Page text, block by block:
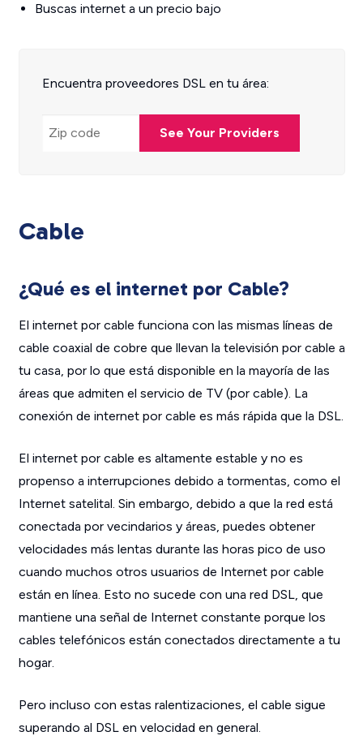
Buscas internet a un precio bajo
Encuentra proveedores DSL en tu área:
See Your Providers
Cable
¿Qué es el internet por Cable?
El internet por cable funciona con las mismas líneas de
cable coaxial de cobre que llevan la televisión por cable a
tu casa, por lo que está disponible en la mayoría de las
áreas que admiten el servicio de TV (por cable). La
conexión de internet por cable es más rápida que la DSL.
El internet por cable es altamente estable y no es
propenso a interrupciones debido a tormentas, como el
Internet satelital. Sin embargo, debido a que la red está
conectada por vecindarios y áreas, puedes obtener
velocidades más lentas durante las horas pico de uso
cuando muchos otros usuarios de Internet por cable
están en línea. Esto no sucede con una red DSL, que
mantiene una señal de Internet constante porque los
cables telefónicos están conectados directamente a tu
hogar.
Pero incluso con estas ralentizaciones, el cable sigue
superando al DSL en velocidad en general.